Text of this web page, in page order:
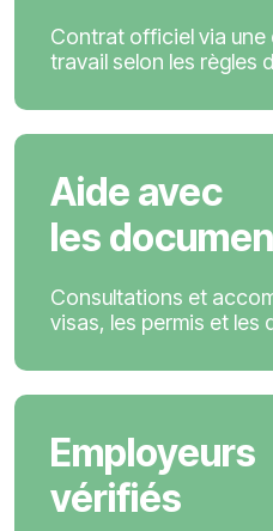
Contrat officiel via une
travail selon les règles
Aide avec
les
Consultations et
visas, les permis et les
Employeurs
vérifiés